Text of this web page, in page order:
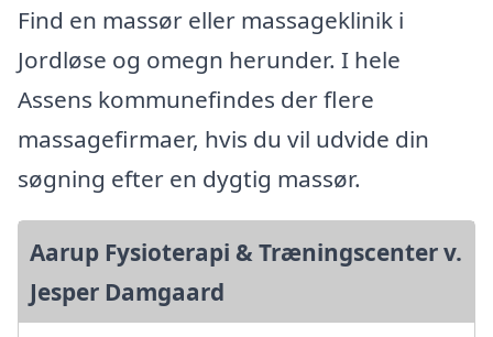
Find en massør eller massageklinik i
Jordløse og omegn herunder. I hele
Assens kommunefindes der flere
massagefirmaer, hvis du vil udvide din
søgning efter en dygtig massør.
Aarup Fysioterapi & Træningscenter v.
Jesper Damgaard